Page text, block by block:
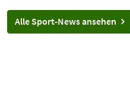
Alle Sport-News ansehen